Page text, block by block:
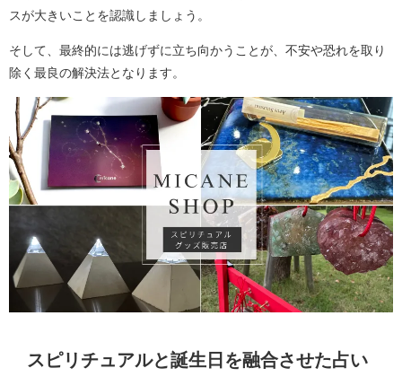
スが大きいことを認識しましょう。
そして、最終的には逃げずに立ち向かうことが、不安や恐れを取り
除く最良の解決法となります。
スピリチュアルと誕生日を融合させた占い